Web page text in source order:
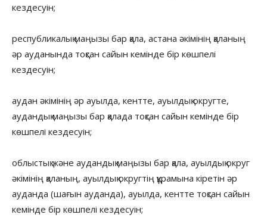
кездесуін;
республикалық маңызы бар қала, астана әкімінің қаланың
әр ауданында тоқсан сайын кемінде бір көшпелі
кездесуін;
аудан әкімінің әр ауылда, кентте, ауылдық округте,
аудандық маңызы бар қалада тоқсан сайын кемінде бір
көшпелі кездесуін;
облыстық және аудандық маңызы бар қала, ауылдық округ
әкімінің қаланың, ауылдық округтің құрамына кіретін әр
ауданда (шағын ауданда), ауылда, кентте тоқсан сайын
кемінде бір көшпелі кездесуін;